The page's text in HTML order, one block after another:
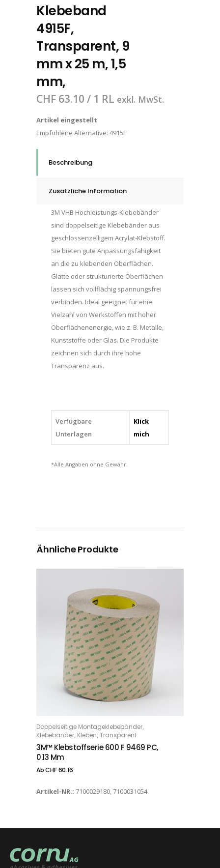
Klebeband
4915F,
Transparent, 9
mm x 25 m, 1,5
mm,
CHF 63.10 / 1 RL exkl. MwSt.
Artikel eingestellt
Empfohlene Alternative: 4915F
Beschreibung
Zusätzliche Information
3M VHB Hochleistungs-Klebebänder
sind doppelseitige Klebebänder aus
geschlossenzelligem Acrylat-Klebstoff.
Sie bieten gute Anpassungsfähigkeit
an die zu klebenden Oberflächen.
Glatte oder strukturierte Oberflächen
lassen sich vollflächig spannungsfrei
verbinden. Ideal geeignet für eine
Vielzahl von Werkstoffen mit hoher
Oberflächenenergie, wie z. B. Metalle,
Kunststoffe oder Glas. Die Produkte
zeichnen sich durch ihre hohe
Transparenz aus.
Verfügbare
Unterlagen
Klick
mich
*Alle Angaben ohne Gewähr.
Ähnliche Produkte
OPTIONS
Doppelseitige Montageklebebänder,
Klebebänder, Kleben,Transparent
3M™ Klebstoffserie 600 F 9469 PC,
0.13 Mm
AbCHF60.16
Artikel-NR.: 7100029180, 7100031054